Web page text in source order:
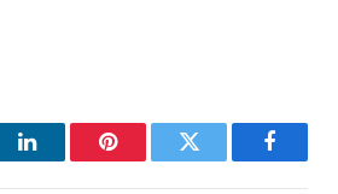
فيسبوك تويتر بينتيريست